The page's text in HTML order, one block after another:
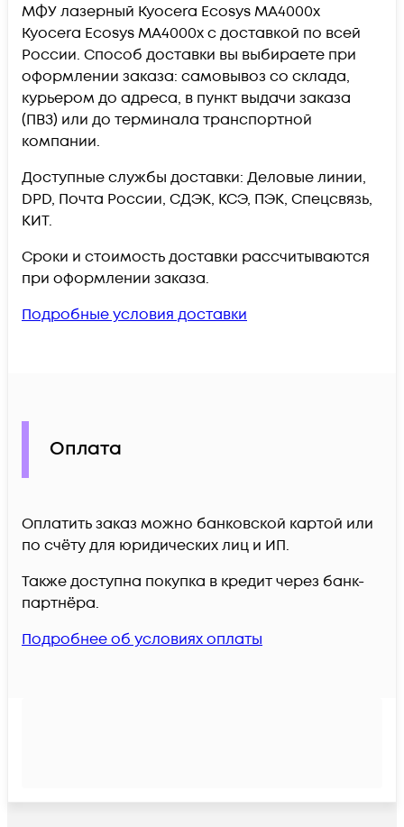
МФУ лазерный Kyocera Ecosys MA4000x
Kyocera Ecosys MA4000x c доставкой по всей
России. Способ доставки вы выбираете при
оформлении заказа: самовывоз со склада,
курьером до адреса, в пункт выдачи заказа
(ПВЗ) или до терминала транспортной
компании.
Доступные службы доставки: Деловые линии,
DPD, Почта России, СДЭК, КСЭ, ПЭК, Спецсвязь,
КИТ.
Сроки и стоимость доставки рассчитываются
при оформлении заказа.
Подробные условия доставки
Оплата
Оплатить заказ можно банковской картой или
по счёту для юридических лиц и ИП.
Также доступна покупка в кредит через банк-
партнёра.
Подробнее об условиях оплаты